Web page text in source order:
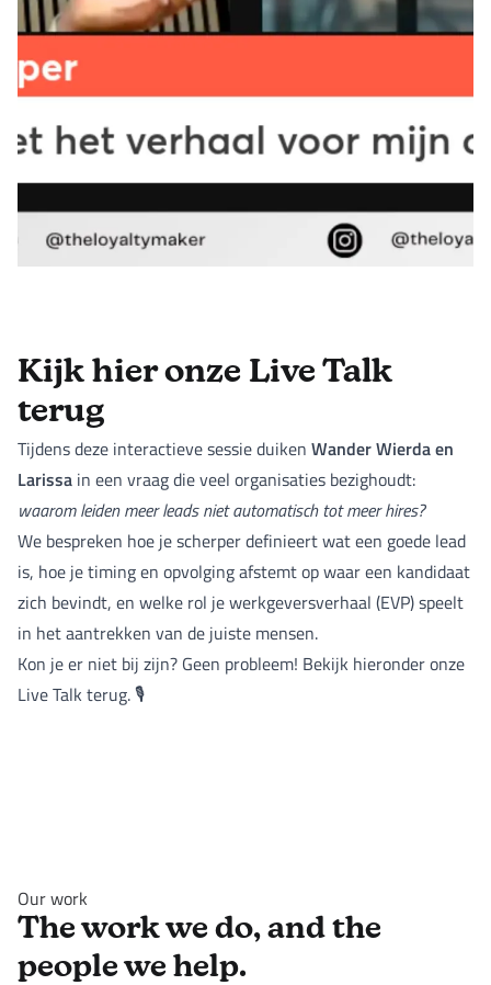
Kijk hier onze Live Talk
terug
Tijdens deze interactieve sessie duiken Wander Wierda en
Larissa in een vraag die veel organisaties bezighoudt:
waarom leiden meer leads niet automatisch tot meer hires?
We bespreken hoe je scherper definieert wat een goede lead
is, hoe je timing en opvolging afstemt op waar een kandidaat
zich bevindt, en welke rol je werkgeversverhaal (EVP) speelt
in het aantrekken van de juiste mensen.
Kon je er niet bij zijn? Geen probleem! Bekijk hieronder onze
Live Talk terug. 🎙️
Our work
The work we do, and the
people we help.